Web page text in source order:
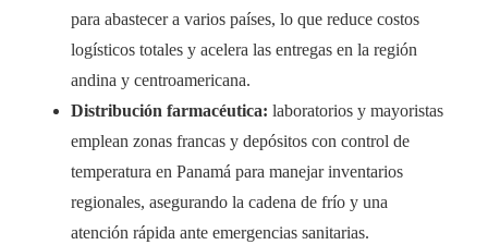
para abastecer a varios países, lo que reduce costos
logísticos totales y acelera las entregas en la región
andina y centroamericana.
Distribución farmacéutica: laboratorios y mayoristas
emplean zonas francas y depósitos con control de
temperatura en Panamá para manejar inventarios
regionales, asegurando la cadena de frío y una
atención rápida ante emergencias sanitarias.